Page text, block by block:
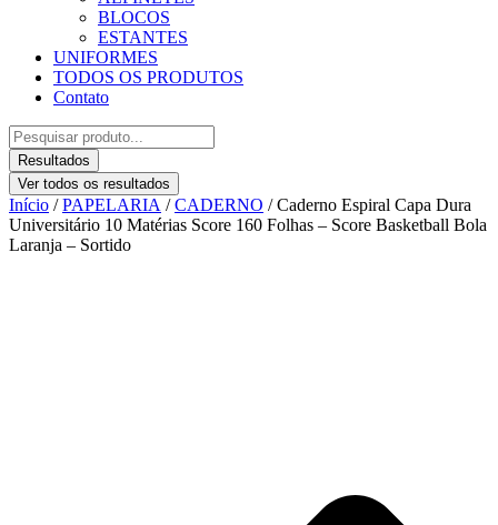
BLOCOS
ESTANTES
UNIFORMES
TODOS OS PRODUTOS
Contato
Pesquisar
...Resultados
Ver todos os resultados
Início /PAPELARIA /CADERNO / Caderno Espiral Capa Dura
Universitário 10 Matérias Score 160 Folhas – Score Basketball Bola
Laranja – Sortido